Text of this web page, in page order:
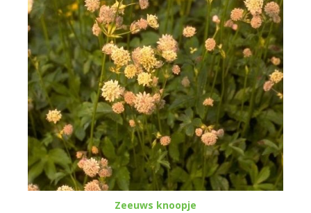
Zeeuws knoopje